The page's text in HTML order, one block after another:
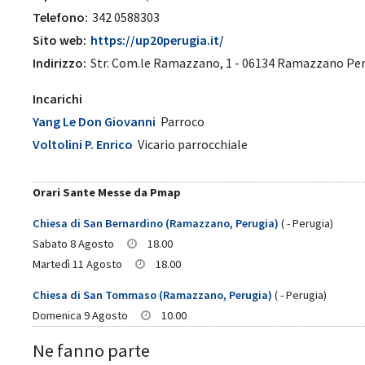
Telefono: 342 0588303
Sito web: https://up20perugia.it/
Indirizzo: Str. Com.le Ramazzano, 1 - 06134 Ramazzano
Incarichi
Yang Le Don Giovanni Parroco
Voltolini P. Enrico Vicario parrocchiale
Orari Sante Messe da Pmap
Chiesa di San Bernardino (Ramazzano, Perugia) ( - Perugia)
Sabato 8 Agosto
18.00
Martedì 11 Agosto
18.00
Chiesa di San Tommaso (Ramazzano, Perugia) ( - Perugia)
Domenica 9 Agosto
10.00
Ne fanno parte